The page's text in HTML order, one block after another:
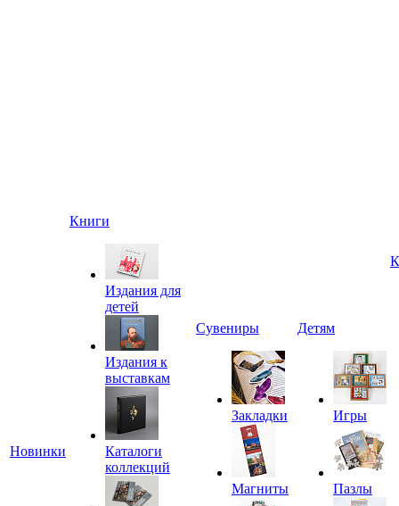
Новинки
Книги
Издания для
детей
Издания к
выставкам
Каталоги
коллекций
Сувениры
Закладки
Магниты
Детям
Игры
Пазлы